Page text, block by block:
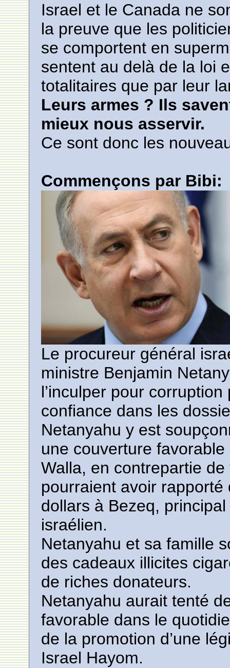
Israel et le Canada ne
la preuve que les
se comportent en
sentent au delà de la loi
totalitaires que par leur
Leurs armes ? Ils
mieux nous asservir.
Ce sont donc les
Commençons par Bibi:
Le procureur général
ministre Benjamin
l’inculper pour
confiance dans les
Netanyahu y est
une couverture
Walla, en contrepartie
pourraient avoir
dollars à Bezeq,
israélien.
Netanyahu et sa famille
des cadeaux illicites
de riches donateurs.
Netanyahu aurait tenté
favorable dans le
de la promotion d’une
Israel Hayom.